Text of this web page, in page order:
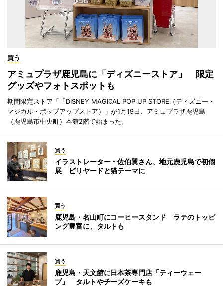
買う
アミュプラザ鹿児島に「ディズニーストア」 限定
グッズやフォトスポットも
期間限定ストア「「DISNEY MAGICAL POP UP STORE（ディズニー・
マジカル・ポップアップストア）」が1月19日、アミュプラザ鹿児島
（鹿児島市中央町）本館2階で始まった。
買う
イラストレーター・佐伯翼さん、地元鹿児島で初個
展 ビリヤードと猫テーマに
買う
鹿児島・名山町にコーヒースタンド ラテのトッピ
ング豊富に、タルトも
買う
鹿児島・天文館に日本茶専門店「ティーウェー
ブ」 タルトやチーズケーキも